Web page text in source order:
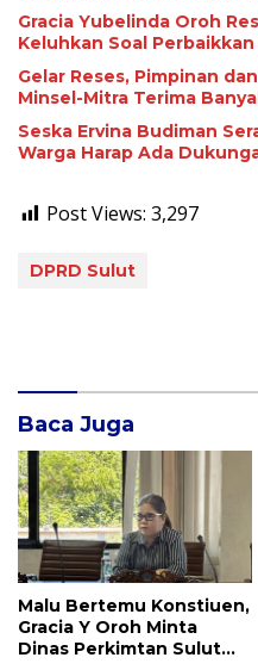
Gracia Yubelinda Oroh
Keluhkan Soal
Gelar Reses, Pimpinan
Minsel-Mitra Terima
Seska Ervina Budiman
Warga Harap Ada
Post Views: 3,297
DPRD Sulut
Baca Juga
Malu Bertemu Konstiuen,
Gracia Y Oroh Minta
Dinas Perkimtan Sulut